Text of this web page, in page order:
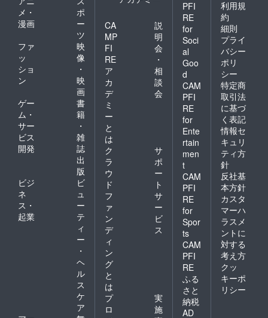
メ・
漫画
ポ
ー
ツ
ファ
ッ
ショ
ン
映
像
・
映
画
ゲー
ム・
サー
ビス
開発
書
籍
・
雑
誌
出
版
ビジ
ネ
ス・
起業
ビ
ュ
ー
テ
ィ
ー
・
ヘ
ル
ス
ケ
ア
CA
MP
FI
RE
ア
カ
デ
ミ
ー
と
は
説
明
会
・
相
談
会
ク
ラ
ウ
ド
フ
ァ
ン
デ
ィ
ン
グ
と
は
サ
ポ
ー
ト
サ
ー
ビ
ス
プ
ロ
実
施
PFI
RE
for
Soci
al
Goo
d
CAM
PFI
RE
for
Ente
rtain
men
t
CAM
PFI
RE
for
Spor
ts
CAM
PFI
RE
ふる
さと
納税
AD
利用規
約
細則
プライ
バシー
ポリ
シー
特定商
取引法
に基づ
く表記
情報セ
キュリ
ティ方
針
反社基
本方針
カスタ
マーハ
ラスメ
ントに
対する
考え方
クッ
キーポ
リシー